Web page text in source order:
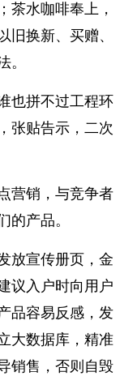
茶水咖啡奉上，
旧换新、买赠、
。
也拼不过工程环
张贴告示，二次
营销，与竞争者
的产品。
放宣传册页，金
议入户时向用户
品容易反感，发
大数据库，精准
销售，否则自毁